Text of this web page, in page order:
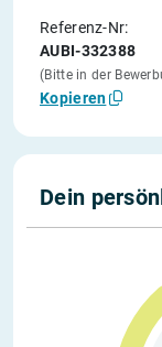
Referenz-Nr:
AUBI-332388
(Bitte in der
Kopieren
Dein